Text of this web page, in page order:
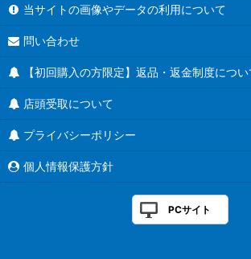
当サイトの画像やデータの利用について
問い合わせ
【初回購入の方限定】返品・返金制度につい
店頭受取について
プライバシーポリシー
個人情報保護方針
PCサイト